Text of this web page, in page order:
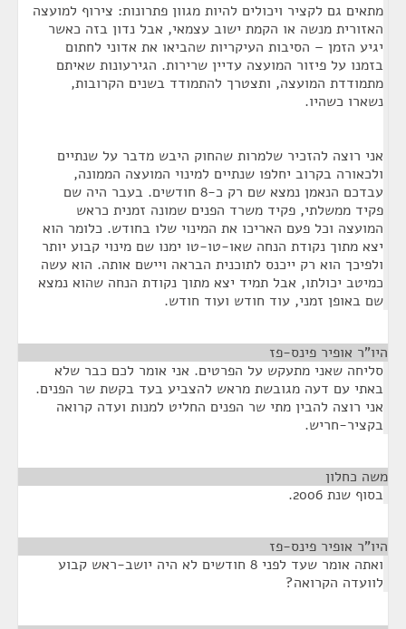
מתאים גם לקציר ויכולים להיות מגוון פתרונות: צירוף למועצה
האזורית מנשה או הקמת ישוב עצמאי, אבל נדון בזה כאשר
יגיע הזמן – הסיבות העיקריות שהביאו את אדוני לחתום
בזמנו על פיזור המועצה עדיין שרירות. הגירעונות שאיתם
מתמודדת המועצה, ותצטרך להתמודד בשנים הקרובות,
נשארו כשהיו.
אני רוצה להזכיר שלמרות שהחוק היבש מדבר על שנתיים
ולכאורה בקרוב יחלפו שנתיים למינוי המועצה הממונה,
עבדכם הנאמן נמצא שם רק כ-8 חודשים. בעבר היה שם
פקיד ממשלתי, פקיד משרד הפנים שמונה זמנית כראש
המועצה וכל פעם האריכו את המינוי שלו בחודש. כלומר הוא
יצא מתוך נקודת הנחה שאו-טו-טו ימנו שם מינוי קבוע יותר
ולפיכך הוא רק ייכנס לתוכנית הבראה ויישם אותה. הוא עשה
כמיטב יכולתו, אבל תמיד יצא מתוך נקודת הנחה שהוא נמצא
שם באופן זמני, עוד חודש ועוד חודש.
היו"ר אופיר פינס-פז
סליחה שאני מתעקש על הפרטים. אני אומר לכם כבר שלא
באתי עם דעה מגובשת מראש להצביע בעד בקשת שר הפנים.
אני רוצה להבין מתי שר הפנים החליט למנות ועדה קרואה
בקציר-חריש.
משה כחלון
בסוף שנת 2006.
היו"ר אופיר פינס-פז
ואתה אומר שעד לפני 8 חודשים לא היה יושב-ראש קבוע
לוועדה הקרואה?